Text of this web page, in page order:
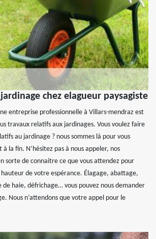
chez elagueur paysagiste
entreprise professionnelle à Villars-mendraz est
travaux relatifs aux jardinages. Vous voulez faire
au jardinage ? nous sommes là pour vous
la fin. N’hésitez pas à nous appeler, nos
sorte de connaitre ce que vous attendez pour
de votre espérance. Élagage, abattage,
haie, défrichage… vous pouvez nous demander
Nous n’attendons que votre appel pour le